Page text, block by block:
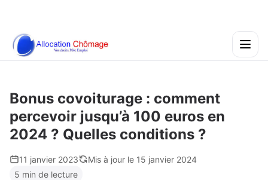
Bonus covoiturage : comment
percevoir jusqu’à 100 euros en
2024 ? Quelles conditions ?
11 janvier 2023
Mis à jour le 15 janvier 2024
5 min de lecture